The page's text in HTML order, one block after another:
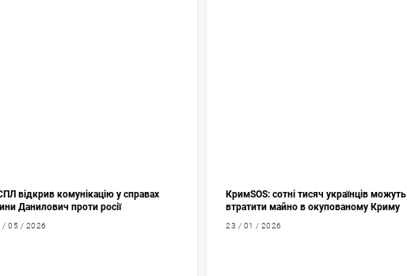
відкрив комунікацію у справах
Данилович проти росії
/ 05 / 2026
КримSOS: сотні тисяч українців можуть
втратити майно в окупованому Криму
23 / 01 / 2026